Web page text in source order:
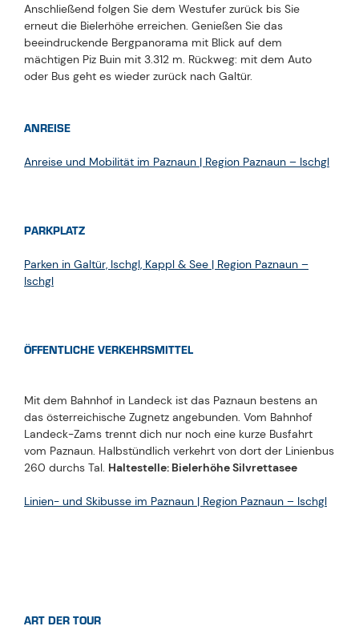
Anschließend folgen Sie dem Westufer zurück bis Sie
erneut die Bielerhöhe erreichen. Genießen Sie das
beeindruckende Bergpanorama mit Blick auf dem
mächtigen Piz Buin mit 3.312 m. Rückweg: mit dem Auto
oder Bus geht es wieder zurück nach Galtür.
ANREISE
Anreise und Mobilität im Paznaun | Region Paznaun – Ischgl
PARKPLATZ
Parken in Galtür, Ischgl, Kappl & See | Region Paznaun –
Ischgl
ÖFFENTLICHE VERKEHRSMITTEL
Mit dem Bahnhof in Landeck ist das Paznaun bestens an
das österreichische Zugnetz angebunden. Vom Bahnhof
Landeck-Zams trennt dich nur noch eine kurze Busfahrt
vom Paznaun. Halbstündlich verkehrt von dort der Linienbus
260 durchs Tal. Haltestelle: Bielerhöhe Silvrettasee
Linien- und Skibusse im Paznaun | Region Paznaun – Ischgl
ART DER TOUR